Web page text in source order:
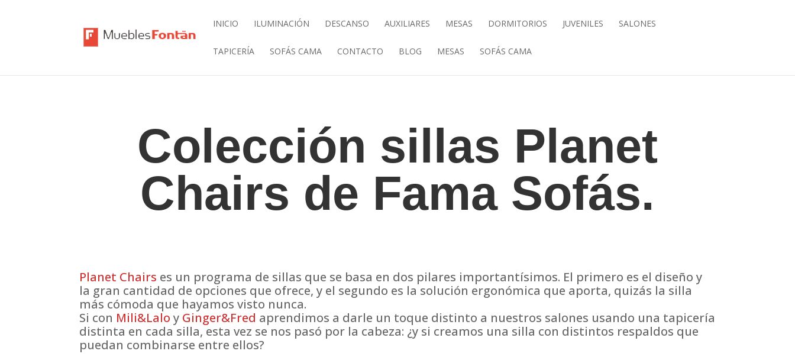
INICIO ILUMINACIÓN DESCANSO AUXILIARES MESAS DORMITORIOS JUVENILES SALONES
TAPICERÍA SOFÁS CAMA CONTACTO BLOG MESAS SOFÁS CAMA
Colección sillas Planet
Chairs de Fama Sofás.
Planet Chairs es un programa de sillas que se basa en dos pilares importantísimos. El primero es el diseño y
la gran cantidad de opciones que ofrece, y el segundo es la solución ergonómica que aporta, quizás la silla
más cómoda que hayamos visto nunca.
Si con Mili&Lalo y Ginger&Fred aprendimos a darle un toque distinto a nuestros salones usando una tapicería
distinta en cada silla, esta vez se nos pasó por la cabeza: ¿y si creamos una silla con distintos respaldos que
puedan combinarse entre ellos?